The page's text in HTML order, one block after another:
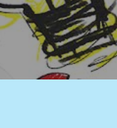
TessaBlog
Contact